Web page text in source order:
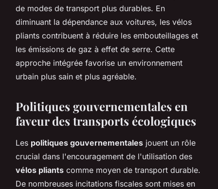
de modes de transport plus durables. En
diminuant la dépendance aux voitures, les vélos
pliants contribuent à réduire les embouteillages et
les émissions de gaz à effet de serre. Cette
approche intégrée favorise un environnement
urbain plus sain et plus agréable.
Politiques gouvernementales en
faveur des transports écologiques
Les politiques gouvernementales jouent un rôle
crucial dans l'encouragement de l'utilisation des
vélos pliants comme moyen de transport durable.
De nombreuses incitations fiscales sont mises en